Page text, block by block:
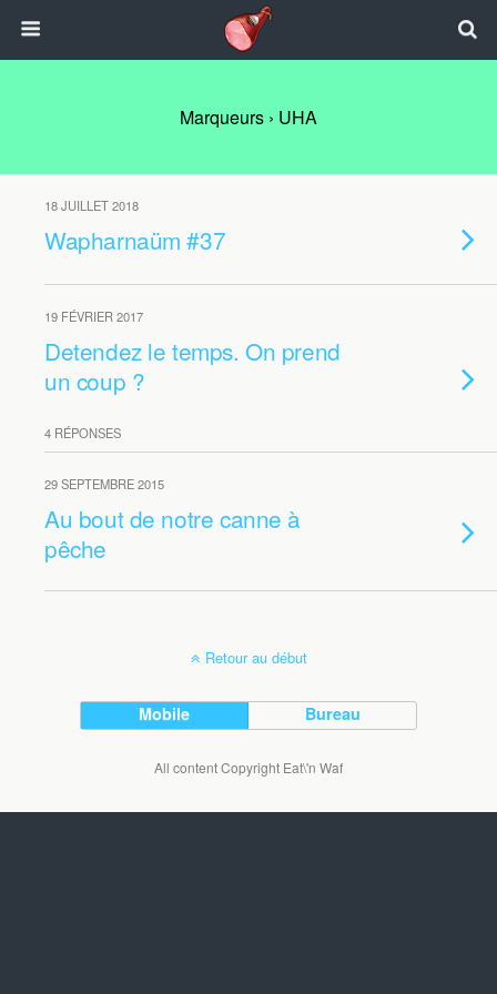
Marqueurs › UHA
18 JUILLET 2018
Wapharnaüm #37
19 FÉVRIER 2017
Detendez le temps. On prend
un coup ?
4 RÉPONSES
29 SEPTEMBRE 2015
Au bout de notre canne à
pêche
Retour au début
Mobile Bureau
All content Copyright Eat\'n Waf